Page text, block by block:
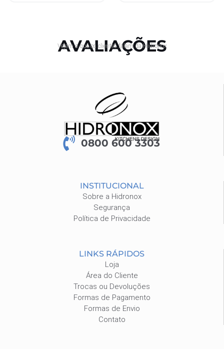
AVALIAÇÕES
Vejam o que os clientes falam da Hidronox
0800 600 3303
INSTITUCIONAL
Sobre a Hidronox
Segurança
Política de Privacidade
LINKS RÁPIDOS
Loja
Área do Cliente
Trocas ou Devoluções
Formas de Pagamento
Formas de Envio
Contato